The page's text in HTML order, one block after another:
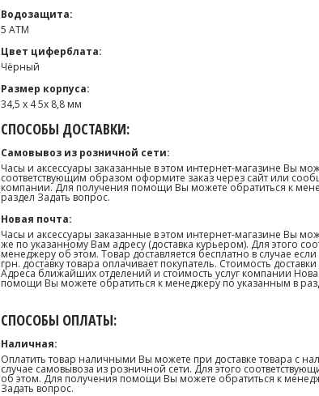
Водозащита:
5 ATM
Цвет циферблата:
Чёрный
Размер корпуса:
34,5 x 4 5х 8,8 мм
СПОСОБЫ ДОСТАВКИ:
Самовывоз из розничной сети:
Часы и аксессуары заказанные в этом интернет-магазине Вы
соответствующим образом оформите заказ через сайт или
компании. Для получения помощи Вы можете обратиться к
раздел Задать вопрос.
Новая почта:
Часы и аксессуары заказанные в этом интернет-магазине Вы
же по указанному Вам адресу (доставка курьером). Для этого
менеджеру об этом. Товар доставляется бесплатно в случае
грн. доставку товара оплачивает покупатель. Стоимость
Адреса ближайших отделений и стоимость услуг компании
помощи Вы можете обратиться к менеджеру по указанным в
СПОСОБЫ ОПЛАТЫ:
Наличная:
Оплатить товар наличными Вы можете при доставке товара с
случае самовывоза из розничной сети. Для этого
об этом. Для получения помощи Вы можете обратиться к
Задать вопрос.